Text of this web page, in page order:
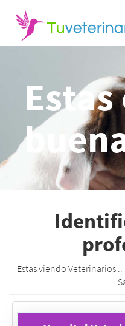
Estas
Estas viendo Veterinarios ::